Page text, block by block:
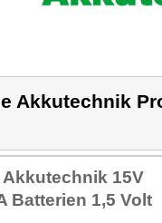
Akkutechnik
15V
Batterien 1,5 Volt